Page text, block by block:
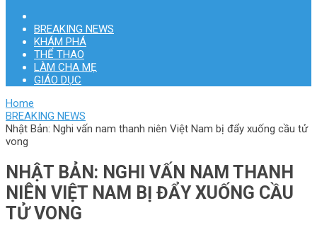
BREAKING NEWS
KHÁM PHÁ
THỂ THAO
LÀM CHA MẸ
GIÁO DỤC
Home
BREAKING NEWS
Nhật Bản: Nghi vấn nam thanh niên Việt Nam bị đẩy xuống cầu tử
vong
NHẬT BẢN: NGHI VẤN NAM THANH
NIÊN VIỆT NAM BỊ ĐẨY XUỐNG CẦU
TỬ VONG